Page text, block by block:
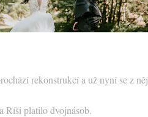
rekonstrukcí a už nyní se z něj
Ríši platilo dvojnásob.